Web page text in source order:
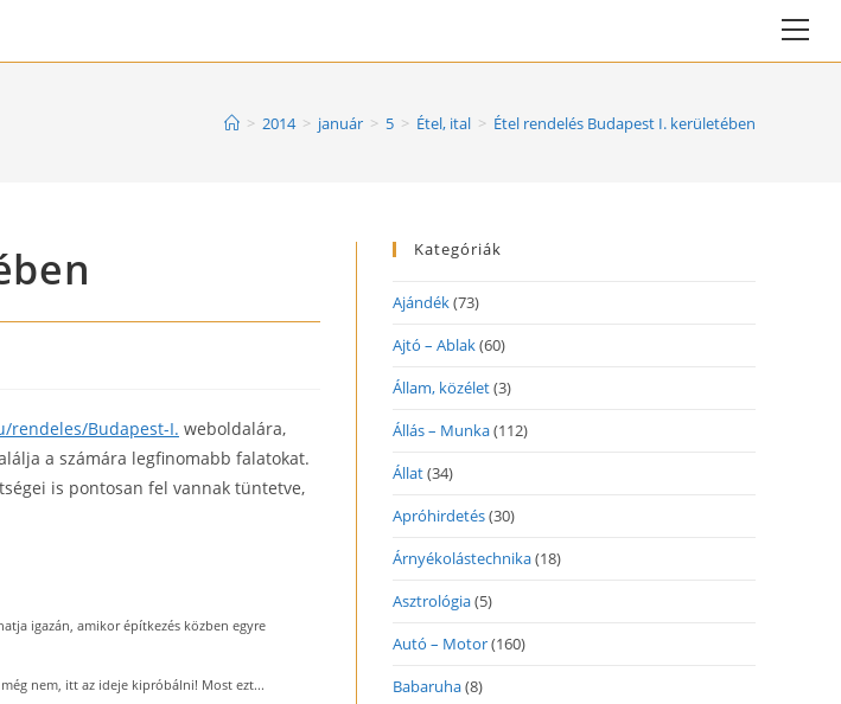
> 2014 > január > 5 > Étel, ital > Étel rendelés Budapest I. kerületében
rendeles/Budapest-I. weboldalára,
a számára legfinomabb falatokat.
is pontosan fel vannak tüntetve,
igazán, amikor építkezés közben egyre
nem, itt az ideje kipróbálni! Most ezt...
Kategóriák
Ajándék(73)
Ajtó – Ablak(60)
Állam, közélet(3)
Állás – Munka(112)
Állat(34)
Apróhirdetés(30)
Árnyékolástechnika(18)
Asztrológia(5)
Autó – Motor(160)
Babaruha(8)